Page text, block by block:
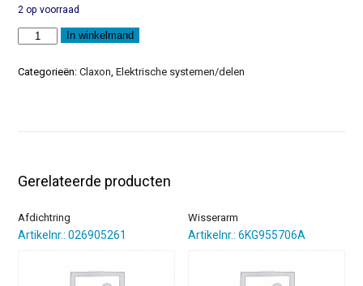
was:
€15,45.
is:
€10,82.
2 op voorraad
Houder
aantal
In winkelmand
Categorieën:Claxon,Elektrische systemen/delen
Gerelateerde producten
Afdichtring
Artikelnr.: 026905261
Wisserarm
Artikelnr.: 6KG955706A